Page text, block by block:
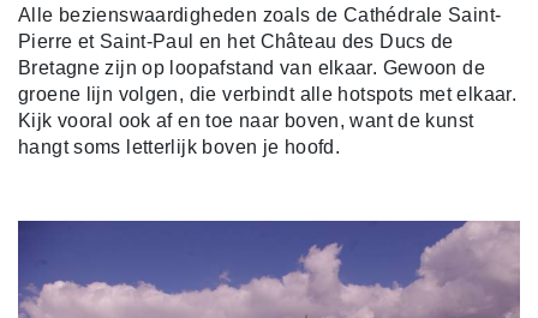
Alle bezienswaardigheden zoals de Cathédrale Saint-
Pierre et Saint-Paul en het Château des Ducs de
Bretagne zijn op loopafstand van elkaar. Gewoon de
groene lijn volgen, die verbindt alle hotspots met elkaar.
Kijk vooral ook af en toe naar boven, want de kunst
hangt soms letterlijk boven je hoofd.